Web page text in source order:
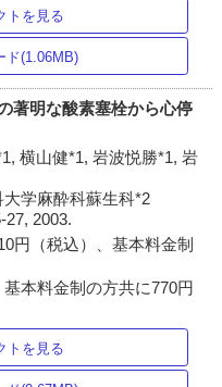
トを見る
ド(1.06MB)
著明な酸素塞栓から心停
横山健*1, 岩波悦勝*1, 岩
学麻酔科蘇生科*2
27, 2003.
円（税込）、基本料金制
本料金制の方共に770円
トを見る